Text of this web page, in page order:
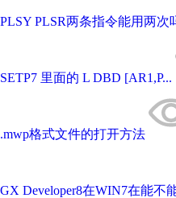
PLSY PLSR两条指令能用两次
SETP7 里面的 L DBD [AR1,P...
.mwp格式文件的打开方法
GX Developer8在WIN7在能不